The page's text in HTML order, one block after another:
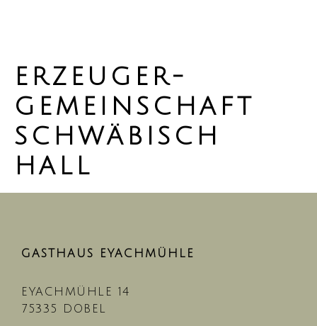
ERZEUGER­­
GEMEIN­SCHAFT
SCHWÄ­BISCH
HALL
GASTHAUS EYACHMÜHLE
EYACHMÜHLE 14
75335 DOBEL